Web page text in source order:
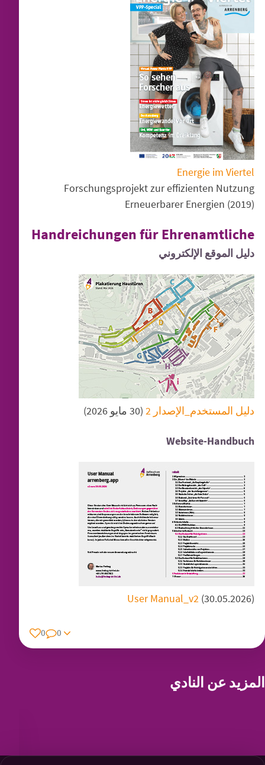
Energie im Viertel
Forschungs­projekt zur effizienten Nutzung
Erneuer­barer Energien (2019)
Handreichungen für Ehrenamtliche
دليل الموقع الإلكتروني
دليل المستخدم_الإصدار 2 (30 مايو 2026)
Website-Handbuch
User Manual_v2 (30.05.2026)
0 0
المزيد عن الناديالمشاريع المنجزة – الموقع قيد الإنشاء –